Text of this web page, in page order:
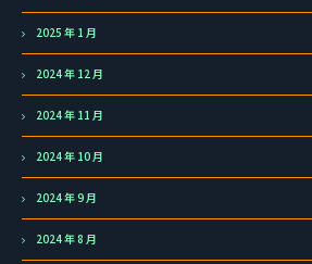
2025 年 1 月
2024 年 12 月
2024 年 11 月
2024 年 10 月
2024 年 9 月
2024 年 8 月